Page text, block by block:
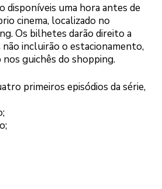
disponíveis uma hora antes de
cinema, localizado no
Os bilhetes darão direito a
não incluirão o estacionamento,
guichês do shopping.
primeiros episódios da série,